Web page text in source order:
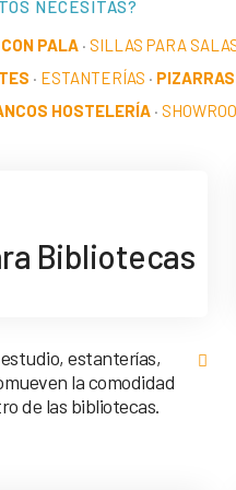
NECESITAS?
PALA· SILLAS PARA
· ESTANTERÍAS ·
HOSTELERÍA ·
Bibliotecas
estanterías,
la comodidad
de las bibliotecas.